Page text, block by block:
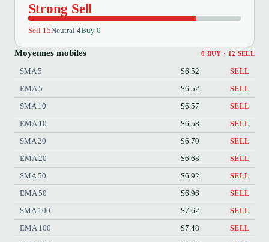
Strong Sell
Sell 15Neutral 4Buy 0
Moyennes mobiles 0 BUY · 12 SELL
SMA 5 $6.52 SELL
EMA 5 $6.52 SELL
SMA 10 $6.57 SELL
EMA 10 $6.58 SELL
SMA 20 $6.70 SELL
EMA 20 $6.68 SELL
SMA 50 $6.92 SELL
EMA 50 $6.96 SELL
SMA 100 $7.62 SELL
EMA 100 $7.48 SELL